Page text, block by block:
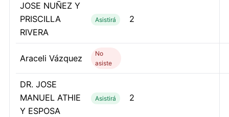
JOSE NUÑEZ Y
PRISCILLA
RIVERA
Asistirá 2
Araceli Vázquez
No
asiste
DR. JOSE
MANUEL ATHIE
Y ESPOSA
Asistirá 2